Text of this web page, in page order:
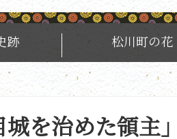
跡 松川町の花